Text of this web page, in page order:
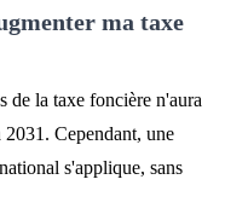
ma taxe
de la taxe foncière n'aura
2031. Cependant, une
s'applique, sans